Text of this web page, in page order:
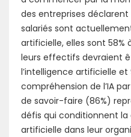
des entreprises déclarent
salariés sont
artificielle, elles sont 58%
leurs effectifs devraient
l’intelligence artificielle
compréhension de l’IA
de savoir-faire (86%)
défis qui conditionnent la
artificielle dans leur